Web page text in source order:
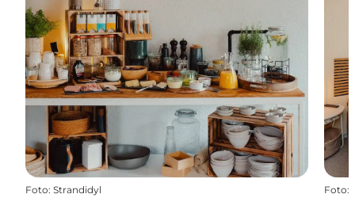
Foto: Strandidyl Foto: